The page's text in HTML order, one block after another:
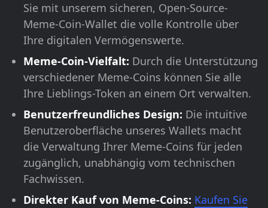
Sie mit unserem sicheren, Open-Source-
Meme-Coin-Wallet die volle Kontrolle über
Ihre digitalen Vermögenswerte.
Meme-Coin-Vielfalt: Durch die Unterstützung
verschiedener Meme-Coins können Sie alle
Ihre Lieblings-Token an einem Ort verwalten.
Benutzerfreundliches Design: Die intuitive
Benutzeroberfläche unseres Wallets macht
die Verwaltung Ihrer Meme-Coins für jeden
zugänglich, unabhängig vom technischen
Fachwissen.
Direkter Kauf von Meme-Coins: Kaufen Sie